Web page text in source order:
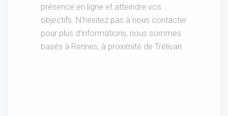
présence en ligne et atteindre vos
objectifs. N'hésitez pas à nous contacter
pour plus d'informations, nous sommes
basés à Rennes, à proximité de Trélivan.